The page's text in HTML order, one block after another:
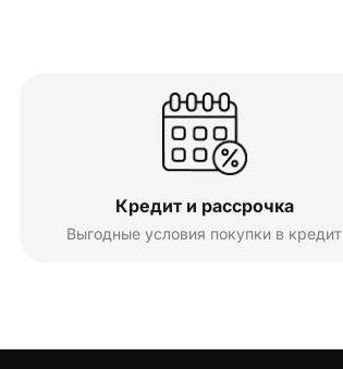
Кредит и рассрочка
Выгодные условия покупки в кредит